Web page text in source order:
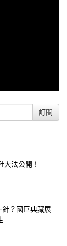
訂閱
大法公開！
針？國巨典藏展